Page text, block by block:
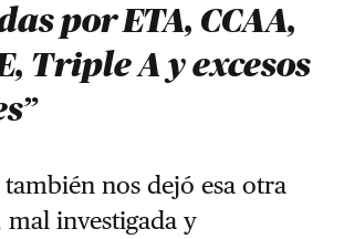
por ETA, CCAA,
Triple A y excesos
nos dejó esa otra
mal investigada y